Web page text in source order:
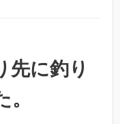
先に釣り